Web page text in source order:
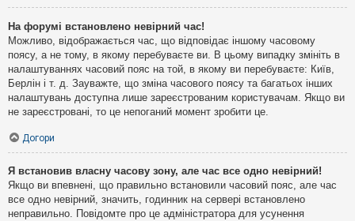
На форумі встановлено невірний час!
Можливо, відображається час, що відповідає іншому часовому
поясу, а не тому, в якому перебуваєте ви. В цьому випадку змініть в
налаштуваннях часовий пояс на той, в якому ви перебуваєте: Київ,
Берлін і т. д. Зауважте, що зміна часового поясу та багатьох інших
налаштувань доступна лише зареєстрованим користувачам. Якщо ви
не зареєстровані, то це непоганий момент зробити це.
Догори
Я встановив власну часову зону, але час все одно невірний!
Якщо ви впевнені, що правильно встановили часовий пояс, але час
все одно невірний, значить, годинник на сервері встановлено
неправильно. Повідомте про це адміністратора для усунення